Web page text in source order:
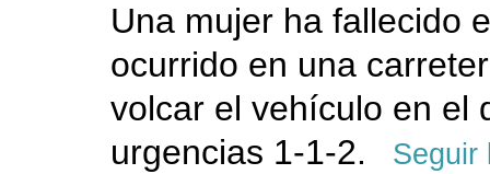
Una mujer ha fallecido
ocurrido en una
volcar el vehículo en el
urgencias 1-1-2.
Seguir